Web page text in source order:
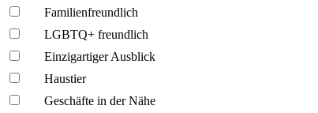
Familien­freundlich
LGBTQ+ freundlich
Einzigartiger Ausblick
Haustier
Geschäfte in der Nähe